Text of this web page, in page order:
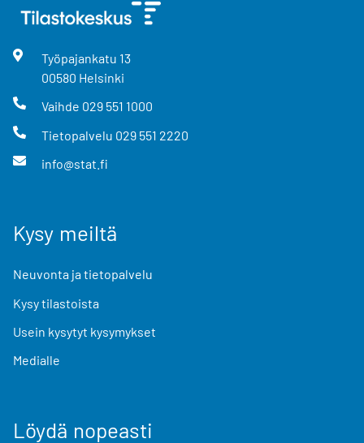
Työpajankatu 13
00580 Helsinki
Vaihde 029 551 1000
Tietopalvelu 029 551 2220
info@stat.fi
Kysy meiltä
Neuvonta ja tietopalvelu
Kysy tilastoista
Usein kysytyt kysymykset
Medialle
Löydä nopeasti